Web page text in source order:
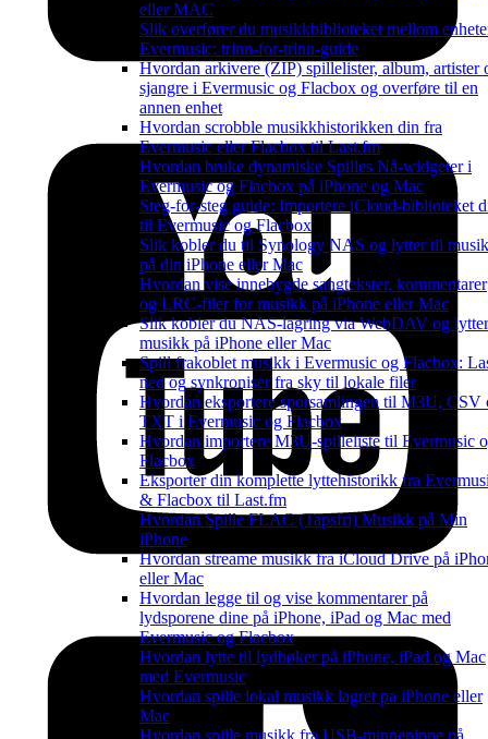
eller MAC
Slik overfører du musikkbiblioteket mellom
Evermusic: trinn-for-trinn-guide
Hvordan arkivere (ZIP) spillelister, album, artister
sjangre i Evermusic og Flacbox og overføre til en
annen enhet
Hvordan scrobble musikkhistorikken din fra
Evermusic eller Flacbox til Last.fm
Hvordan bruke dynamiske Spilles Nå-widgeter i
Evermusic og Flacbox på iPhone og Mac
Steg-for-steg guide: Importere iCloud-biblioteket
til Evermusic og Flacbox
Slik kobler du til Synology NAS og lytter til
på din iPhone eller Mac
Hvordan vise innebygde sangtekster, kommentarer
og LRC-filer for musikk på iPhone eller Mac
Slik kobler du NAS-lagring via WebDAV og
musikk på iPhone eller Mac
Spill frakoblet musikk i Evermusic og Flacbox:
ned og synkroniser fra sky til lokale filer
Hvordan eksportere sporsamlingen til M3U, CSV
TXT i Evermusic og Flacbox
Hvordan importere M3U-spilleliste til Evermusic
Flacbox
Eksporter din komplette lyttehistorikk fra
& Flacbox til Last.fm
Hvordan Spille FLAC (Tapsfri) Musikk på Min
iPhone
Hvordan streame musikk fra iCloud Drive på
eller Mac
Hvordan legge til og vise kommentarer på
lydsporene dine på iPhone, iPad og Mac med
Evermusic og Flacbox
Hvordan lytte til lydbøker på iPhone, iPad og Mac
med Evermusic
Hvordan spille lokal musikk lagret pa iPhone eller
Mac
Hvordan spille musikk fra USB-minnepinne på